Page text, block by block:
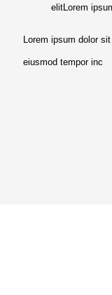
elitLorem
Lorem ipsum dolor
eiusmod tempor inc